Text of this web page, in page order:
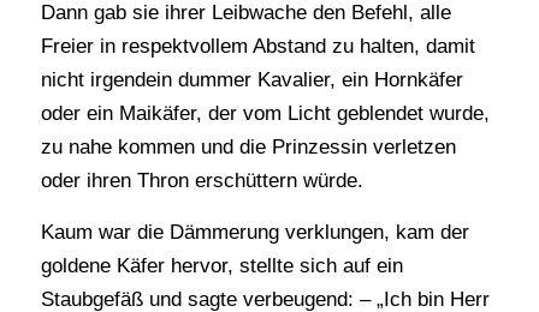
Dann gab sie ihrer Leibwache den Befehl, alle
Freier in respektvollem Abstand zu halten, damit
nicht irgendein dummer Kavalier, ein Hornkäfer
oder ein Maikäfer, der vom Licht geblendet wurde,
zu nahe kommen und die Prinzessin verletzen
oder ihren Thron erschüttern würde.
Kaum war die Dämmerung verklungen, kam der
goldene Käfer hervor, stellte sich auf ein
Staubgefäß und sagte verbeugend: – „Ich bin Herr